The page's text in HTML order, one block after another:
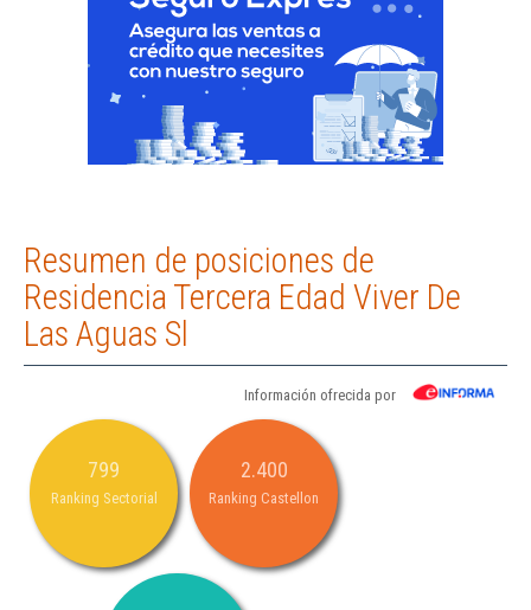
Resumen de posiciones de
Residencia Tercera Edad Viver De
Las Aguas Sl
Información ofrecida por
799
Ranking Sectorial
2.400
Ranking Castellon